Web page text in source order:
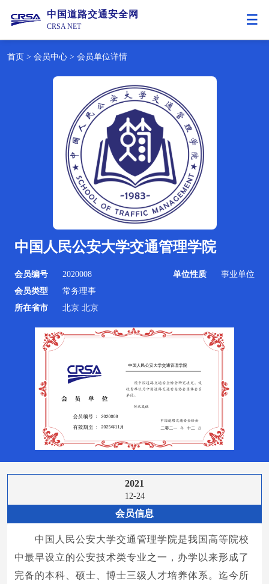
中国道路交通安全网
CRSA NET
首页 > 会员中心 > 会员单位详情
中国人民公安大学交通管理学院
会员编号 2020008 单位性质
事业单位
会员类型
常务理事
所在省市
北京 北京
2021
12-24
会员信息
中国人民公安大学交通管理学院是我国高等院校
中最早设立的公安技术类专业之一，办学以来形成了
完备的本科、硕士、博士三级人才培养体系。迄今所